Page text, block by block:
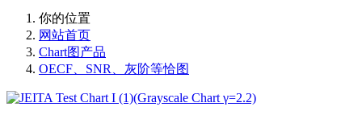
你的位置
网站首页
Chart图产品
OECF、SNR、灰阶等恰图